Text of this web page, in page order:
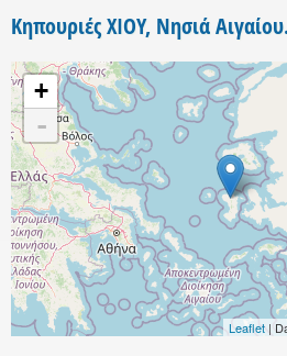
Κηπουριές ΧΙΟΥ, Νησιά
+
-
Leaflet |